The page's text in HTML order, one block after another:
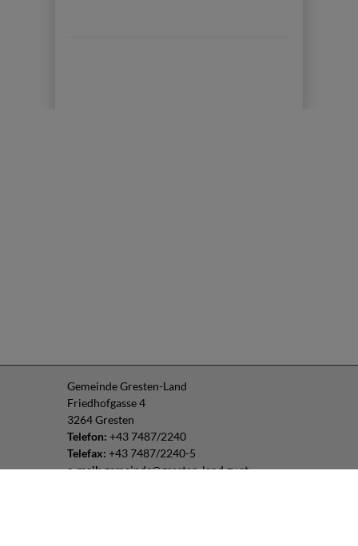
Gemeinde Gresten-Land
Friedhofgasse 4
3264 Gresten
Telefon: +43 7487/2240
Telefax: +43 7487/2240-5
e-mail:gemeinde@gresten-land.gv.at